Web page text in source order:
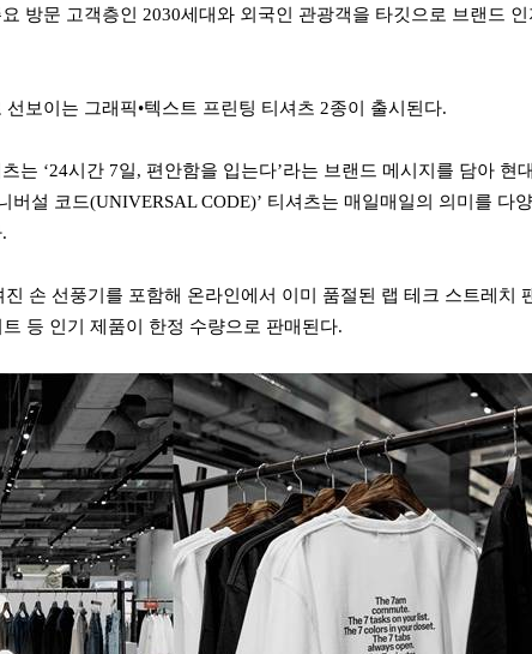
방문 고객층인 2030세대와 외국인 관광객을 타깃으로 브랜드 인
보이는 그래픽•텍스트 프린팅 티셔츠 2종이 출시된다.
츠는 ‘24시간 7일, 편안함을 입는다’라는 브랜드 메시지를 담아 현
버설 코드(UNIVERSAL CODE)’ 티셔츠는 매일매일의 의미를 다
진 손 선풍기를 포함해 온라인에서 이미 품절된 랩 테크 스트레치
등 인기 제품이 한정 수량으로 판매된다.